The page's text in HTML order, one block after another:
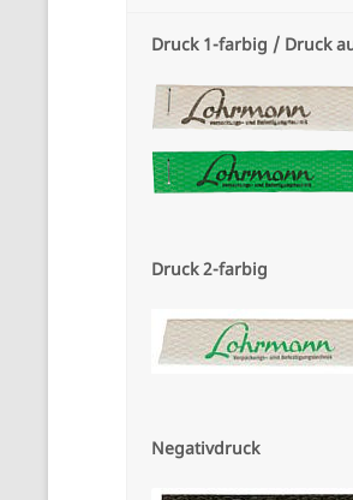
Druck 1-farbig / Druck
Druck 2-farbig
Negativdruck